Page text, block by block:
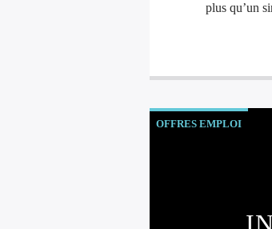
plus qu’un
OFFRES EMPLOI